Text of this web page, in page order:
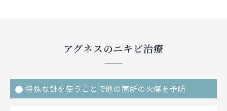
アグネスのニキビ治療
特殊な針を使うことで他の箇所の火傷を予防